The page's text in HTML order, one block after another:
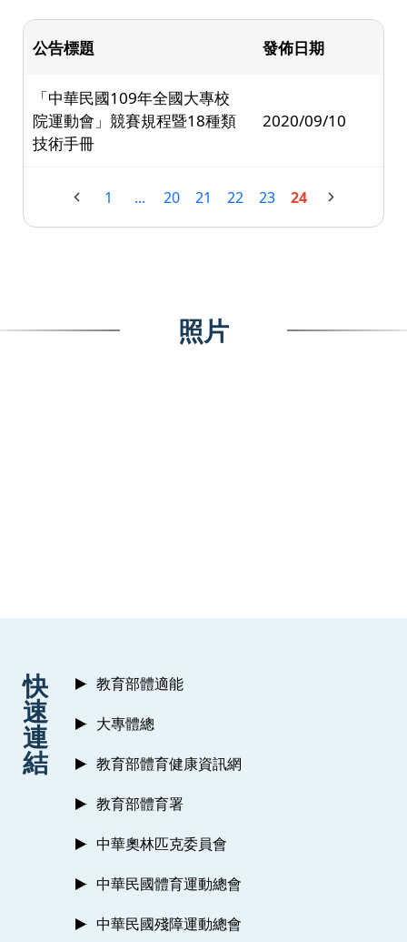
公告標題 發佈日期
「中華民國109年全國大專校
院運動會」競賽規程暨18種類
技術手冊
2020/09/10
1 ... 20 21 22 23 24
照片
快
速
連
結
教育部體適能
大專體總
教育部體育健康資訊網
教育部體育署
中華奧林匹克委員會
中華民國體育運動總會
中華民國殘障運動總會